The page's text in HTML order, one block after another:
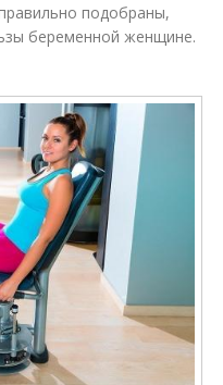
подобраны,
беременной женщине.